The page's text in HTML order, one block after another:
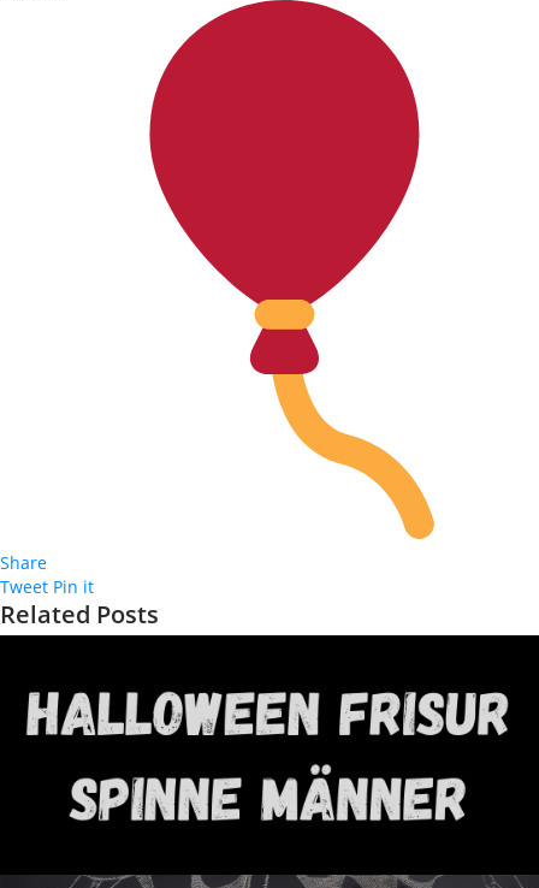
Share
Tweet Pin it
Related Posts